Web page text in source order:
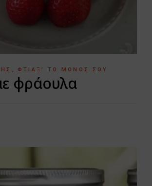
ΦΤΙΆΞ' ΤΟ ΜΌΝΟΣ ΣΟΥ
φράουλα